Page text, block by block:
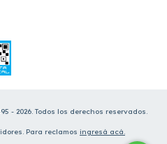
- 2026. Todos los derechos reservados.
Para reclamos ingresá acá.